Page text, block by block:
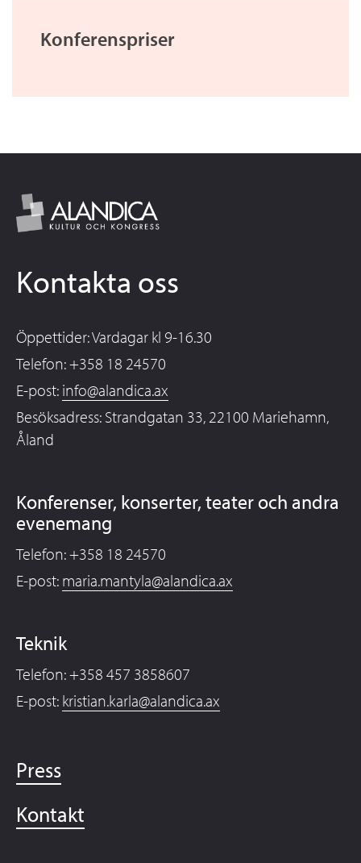
Konferenspriser
Kontakta oss
Öppettider: Vardagar kl 9-16.30
Telefon: +358 18 24570
E-post: info@alandica.ax
Besöksadress: Strandgatan 33, 22100 Mariehamn,
Åland
Konferenser, konserter, teater och andra
evenemang
Telefon: +358 18 24570
E-post: maria.mantyla@alandica.ax
Teknik
Telefon: +358 457 3858607
E-post: kristian.karla@alandica.ax
Press
Kontakt